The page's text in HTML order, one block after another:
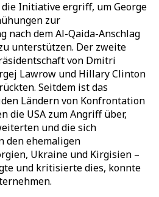
Initiative ergriff, um George
zur
nach dem Al-Qaida-Anschlag
unterstützen. Der zweite
von Dmitri
Lawrow und Hillary Clinton
Seitdem ist das
Ländern von Konfrontation
die USA zum Angriff über,
und die sich
den ehemaligen
Ukraine und Kirgisien –
und kritisierte dies, konnte